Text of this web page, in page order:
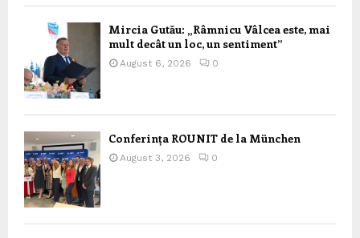
Mircia Gutău: „Râmnicu Vâlcea este, mai
mult decât un loc, un sentiment”
August 6, 2026 0
Conferința ROUNIT de la München
August 3, 2026 0